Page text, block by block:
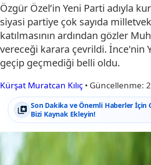
Özgür Özel’in Yeni Parti adıyla
siyasi partiye çok sayıda
katılmasının ardından gözler
vereceği karara çevrildi. İnce'nin
geçip geçmediği belli oldu.
Kürşat Muratcan Kılıç • Güncellenme:
Son Dakika ve Önemli Haberler İçin
Bizi Kaynak Ekleyin!